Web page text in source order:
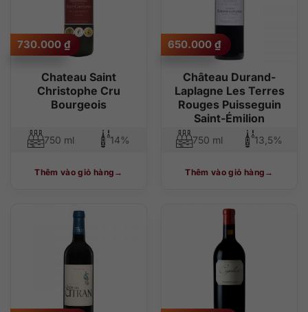
Chateau Saint
Christophe Cru
Bourgeois
730.000 ₫
750 ml 14%
Thêm vào giỏ hàng
Château Durand-
Laplagne Les Terres
Rouges Puisseguin
Saint-Émilion
650.000 ₫
750 ml 13,5%
Thêm vào giỏ hàng